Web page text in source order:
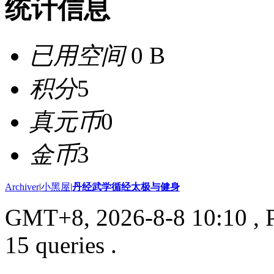
统计信息
已用空间0 B
积分5
真元币0
金币3
Archiver|小黑屋|丹经武学循经太极与健身
GMT+8, 2026-8-8 10:10 ,
15 queries .